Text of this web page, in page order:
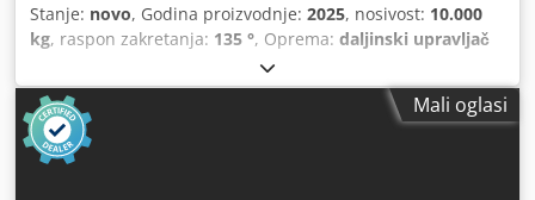
Stanje: novo, Godina proizvodnje: 2025, nosivost: 10.000
kg, raspon zakretanja: 135 °, Oprema: daljinski upravljač
, 3-osni stol za zavarivanje i okretanje
Protec KT 10 000 HV Kompletan set uključujući ručni i
dvostruki nožni daljinski upravljač Digitalni prikaz brzine
Hidrauličko podešavanje visine Nagibni raspon 0 do 130°
Dodoxt Tgnepfx Amxowa Dimenzije: minimalna visina pri
Mali oglasi